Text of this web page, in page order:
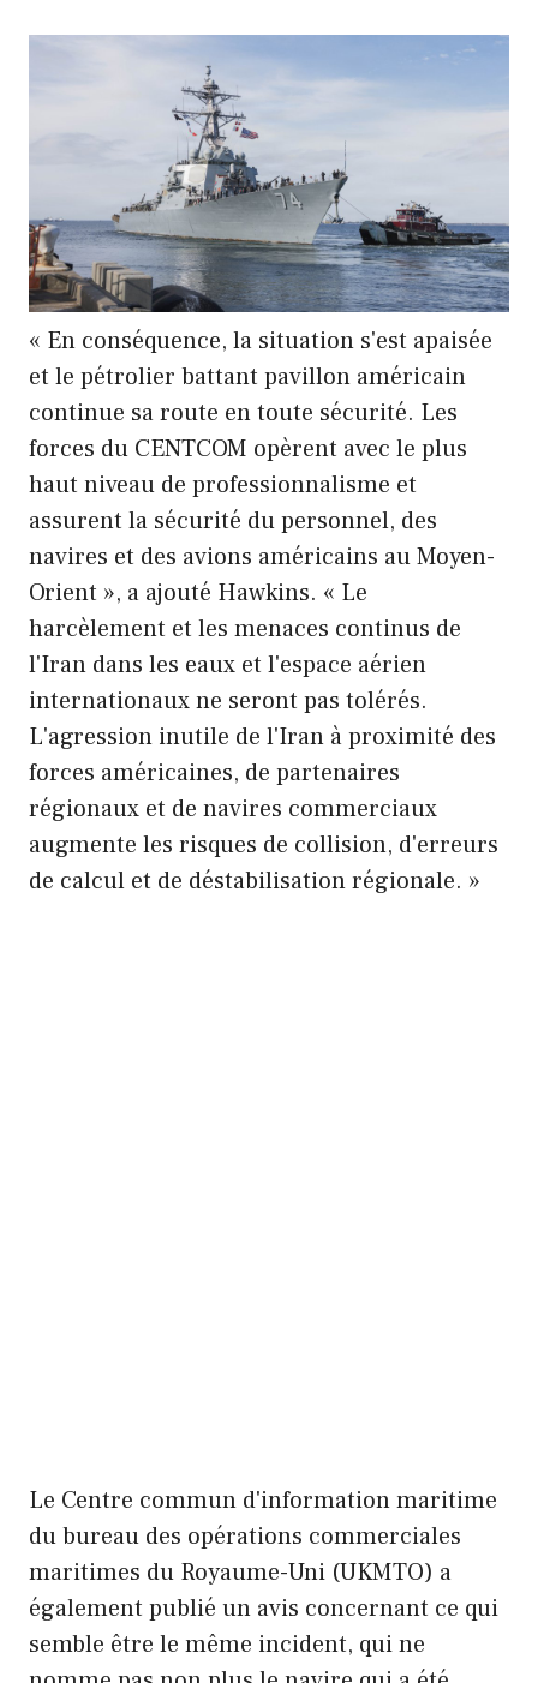
« En conséquence, la situation s'est apaisée
et le pétrolier battant pavillon américain
continue sa route en toute sécurité. Les
forces du CENTCOM opèrent avec le plus
haut niveau de professionnalisme et
assurent la sécurité du personnel, des
navires et des avions américains au Moyen-
Orient », a ajouté Hawkins. « Le
harcèlement et les menaces continus de
l'Iran dans les eaux et l'espace aérien
internationaux ne seront pas tolérés.
L'agression inutile de l'Iran à proximité des
forces américaines, de partenaires
régionaux et de navires commerciaux
augmente les risques de collision, d'erreurs
de calcul et de déstabilisation régionale. »
Le Centre commun d'information maritime
du bureau des opérations commerciales
maritimes du Royaume-Uni (UKMTO) a
également publié un avis concernant ce qui
semble être le même incident, qui ne